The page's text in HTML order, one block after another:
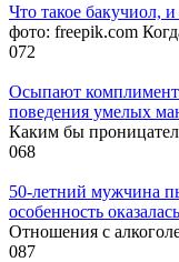
Что такое бакучиол,
фото: freepik.com
072
Осыпают
поведения умелых
Каким бы
068
50-летний мужчина
особенность
Отношения с
087